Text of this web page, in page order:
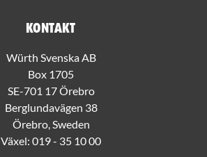
Kontakt
Würth Svenska AB
Box 1705
SE-701 17 Örebro
Berglundavägen 38
Örebro, Sweden
Växel: 019 - 35 10 00